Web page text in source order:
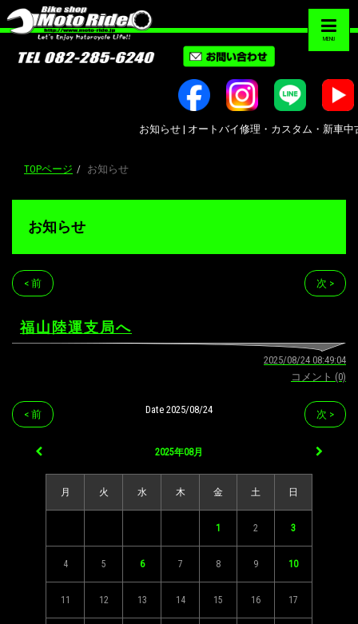
MENU
お知らせ | オートバイ修理・カスタム・新車中
TOPページ お知らせ
お知らせ
< 前 次 >
福山陸運支局へ
2025/08/24 08:49:04
コメント (0)
< 前 次 >
Date 2025/08/24
2025年08月
月 火 水 木 金 土 日
1 2 3
4 5 6 7 8 9 10
11 12 13 14 15 16 17